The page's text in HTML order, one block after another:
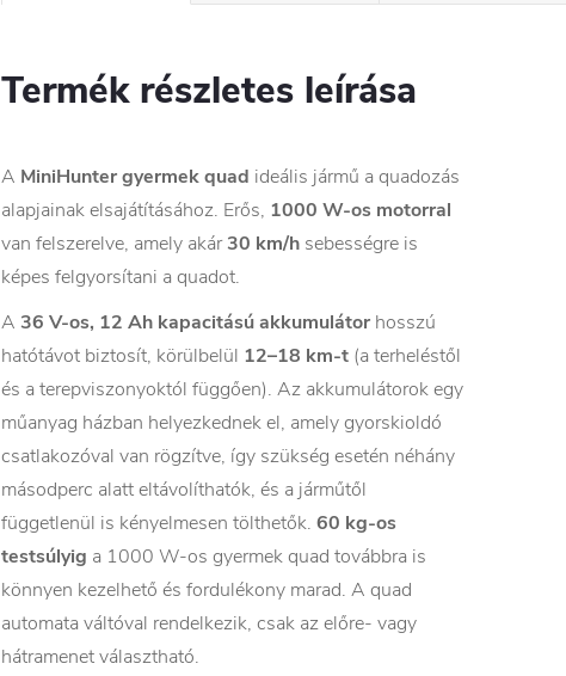
Termék részletes leírása
A MiniHunter gyermek quad ideális jármű a quadozás
alapjainak elsajátításához. Erős, 1000 W-os motorral
van felszerelve, amely akár30 km/h sebességre is
képes felgyorsítani a quadot.
A 36 V-os, 12 Ah kapacitású akkumulátor hosszú
hatótávot biztosít, körülbelül 12–18 km-t (a terheléstől
és a terepviszonyoktól függően). Az akkumulátorok egy
műanyag házban helyezkednek el, amely gyorskioldó
csatlakozóval van rögzítve, így szükség esetén néhány
másodperc alatt eltávolíthatók, és a járműtől
függetlenül is kényelmesen tölthetők. 60 kg-os
testsúlyig a 1000 W-os gyermek quad továbbra is
könnyen kezelhető és fordulékony marad. A quad
automata váltóval rendelkezik, csak az előre- vagy
hátramenet választható.